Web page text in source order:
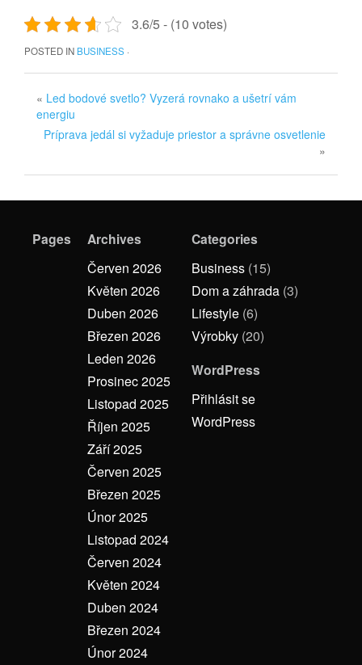
3.6/5 - (10 votes)
POSTED IN BUSINESS ·
« Led bodové svetlo? Vyzerá rovnako a ušetrí vám
energiu
Príprava jedál si vyžaduje priestor a správne osvetlenie
»
Pages
Archives
Červen 2026
Květen 2026
Duben 2026
Březen 2026
Leden 2026
Prosinec 2025
Listopad 2025
Říjen 2025
Září 2025
Červen 2025
Březen 2025
Únor 2025
Listopad 2024
Červen 2024
Květen 2024
Duben 2024
Březen 2024
Únor 2024
Categories
Business (15)
Dom a záhrada (3)
Lifestyle (6)
Výrobky (20)
WordPress
Přihlásit se
WordPress